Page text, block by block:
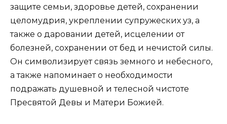
защите семьи, здоровье детей, сохранении
целомудрия, укреплении супружеских уз, а
также о даровании детей, исцелении от
болезней, сохранении от бед и нечистой силы.
Он символизирует связь земного и небесного,
а также напоминает о необходимости
подражать душевной и телесной чистоте
Пресвятой Девы и Матери Божией.